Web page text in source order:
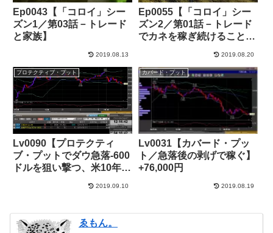
Ep0043【「コロイ」シー
ズン1／第03話－トレード
と家族】
2019.08.13
Ep0055【「コロイ」シー
ズン2／第01話－トレード
でカネを稼ぎ続けることは
2019.08.20
プロテクティブ・プット
Lv0090【プロテクティ
ブ・プットでダウ急落‐600
ドルを狙い撃つ、米10年物
2019.09.10
カバード・プット
Lv0031【カバード・プッ
ト／急落後の剥げで稼ぐ】
+76,000円
2019.08.19
ゑもん。